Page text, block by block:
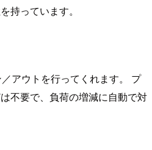
持っています。
アウトを行ってくれます。 プ
不要で、負荷の増減に自動で対